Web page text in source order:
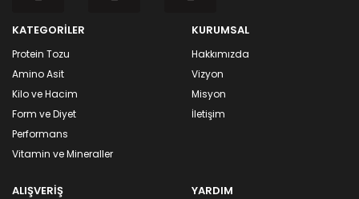
KATEGORİLER
Protein Tozu
Amino Asit
Kilo ve Hacim
Form ve Diyet
Performans
Vitamin ve Mineraller
KURUMSAL
Hakkımızda
Vizyon
Misyon
İletişim
ALIŞVERİŞ YARDIM